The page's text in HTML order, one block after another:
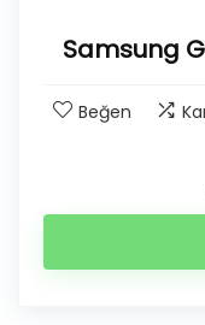
Samsung
Beğen